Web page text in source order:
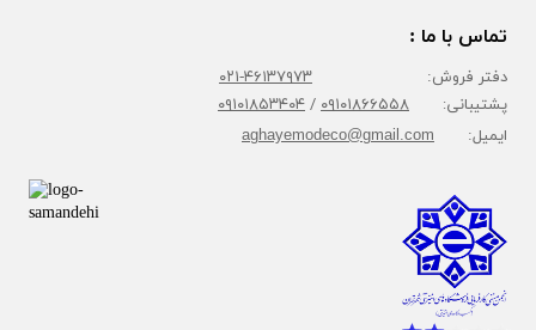
تماس با ما :
دفتر فروش: ۴۶۱۳۷۹۷۳-۰۲۱
پشتیبانی: ۰۹۱۰۱۸۶۶۵۵۸/۰۹۱۰۱۸۵۳۴۰۴
ایمیل: aghayemodeco@gmail.com